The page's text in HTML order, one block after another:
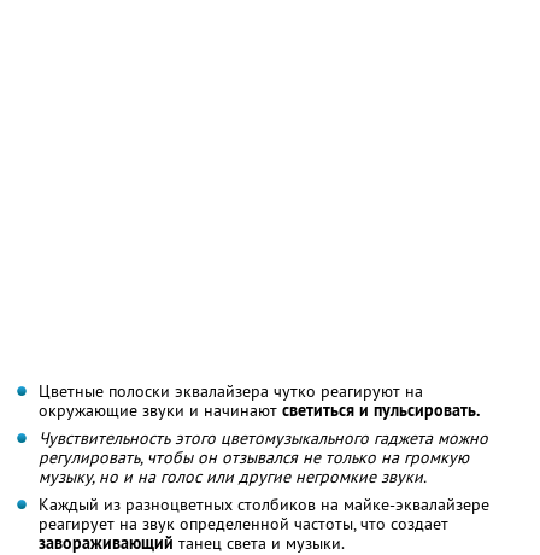
Цветные полоски эквалайзера чутко реагируют на
окружающие звуки и начинают светиться и пульсировать.
Чувствительность этого цветомузыкального гаджета можно
регулировать, чтобы он отзывался не только на громкую
музыку, но и на голос или другие негромкие звуки.
Каждый из разноцветных столбиков на майке-эквалайзере
реагирует на звук определенной частоты, что создает
завораживающий танец света и музыки.